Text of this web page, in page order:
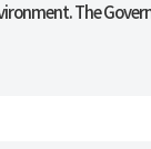
The